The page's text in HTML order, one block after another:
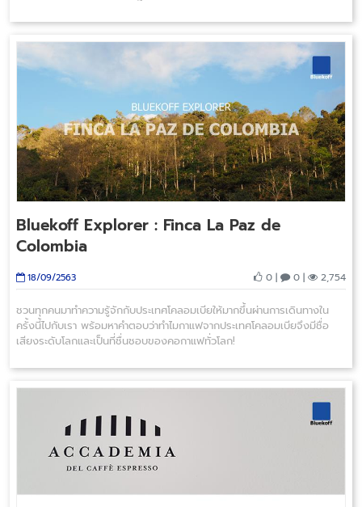
Bluekoff Explorer : Finca La Paz de
Colombia
18/09/2563 0 | 0 | 2,754
ชวนทุกคนมาทำความรู้จักกับประเทศโคลอมเบียให้มากขึ้นผ่านการเดินทางใน
ครั้งนี้ไปกับเรา พร้อมหาคำตอบว่าทำไมกาแฟจากประเทศโคลอมเบียจึงมีชื่อ
เสียงระดับโลกและเป็นที่ชื่นชอบของคอกาแฟทั่วโลก!